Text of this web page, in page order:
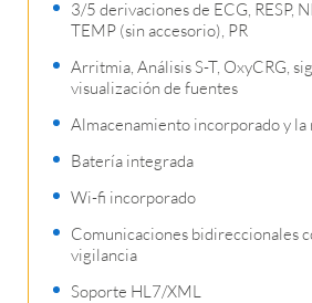
3/5 derivaciones de ECG, RESP,
TEMP (sin accesorio), PR
Arritmia, Análisis S-T, OxyCRG,
visualización de fuentes
Almacenamiento incorporado y la
Batería integrada
Wi-fi incorporado
Comunicaciones bidireccionales
vigilancia
Soporte HL7/XML